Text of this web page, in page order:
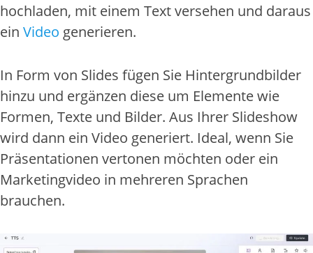
hochladen, mit einem Text versehen und daraus
ein Video generieren.
In Form von Slides fügen Sie Hintergrundbilder
hinzu und ergänzen diese um Elemente wie
Formen, Texte und Bilder. Aus Ihrer Slideshow
wird dann ein Video generiert. Ideal, wenn Sie
Präsentationen vertonen möchten oder ein
Marketingvideo in mehreren Sprachen
brauchen.